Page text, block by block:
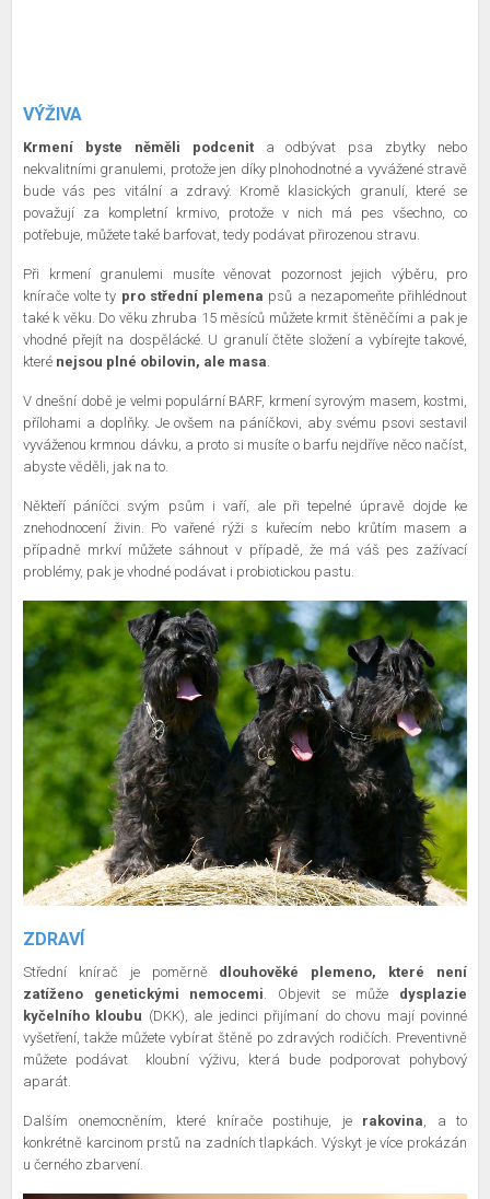
VÝŽIVA
Krmení byste něměli podcenita odbývat psa zbytky nebo
nekvalitními granulemi, protože jen díky plnohodnotné a vyvážené stravě
bude vás pes vitální a zdravý. Kromě klasických granulí, které se
považují za kompletní krmivo, protože v nich má pes všechno, co
potřebuje, můžete také barfovat, tedy podávat přirozenou stravu.
Při krmení granulemi musíte věnovat pozornost jejich výběru, pro
knírače volte ty pro střední plemena psů a nezapomeňte přihlédnout
také k věku. Do věku zhruba 15 měsíců můžete krmit štěněčími a pak je
vhodné přejít na dospělácké. U granulí čtěte složení a vybírejte takové,
které nejsou plné obilovin, ale masa.
V dnešní době je velmi populární BARF, krmení syrovým masem, kostmi,
přílohami a doplňky. Je ovšem na páníčkovi, aby svému psovi sestavil
vyváženou krmnou dávku, a proto si musíte o barfu nejdříve něco načíst,
abyste věděli, jak na to.
Někteří páníčci svým psům i vaří, ale při tepelné úpravě dojde ke
znehodnocení živin. Po vařené rýži s kuřecím nebo krůtím masem a
případně mrkví můžete sáhnout v případě, že má váš pes zažívací
problémy, pak je vhodné podávat i probiotickou pastu.
ZDRAVÍ
Střední knírač je poměrně dlouhověké plemeno, které není
zatíženo genetickými nemocemi . Objevit se může dysplazie
kyčelního kloubu (DKK), ale jedinci přijímaní do chovu mají povinné
vyšetření, takže můžete vybírat štěně po zdravých rodičích. Preventivně
můžete podávat
kloubní výživu, která bude podporovat pohybový
aparát.
Dalším onemocněním, které knírače postihuje, je rakovina , a to
konkrétně karcinom prstů na zadních tlapkách. Výskyt je více prokázán
u černého zbarvení.